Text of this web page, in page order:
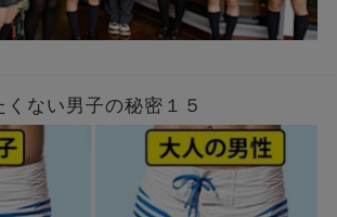
ない男子の秘密１５